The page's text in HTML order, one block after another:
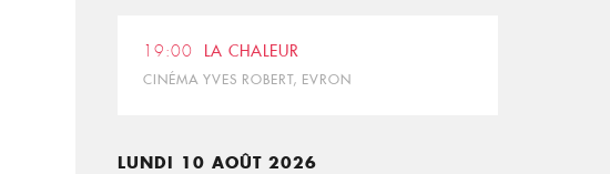
19:00 LA CHALEUR
CINÉMA YVES ROBERT, EVRON
LUNDI 10 AOÛT 2026